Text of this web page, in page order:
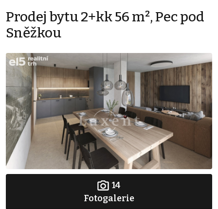
Prodej bytu 2+kk 56 m², Pec pod
Sněžkou
14
Fotogalerie